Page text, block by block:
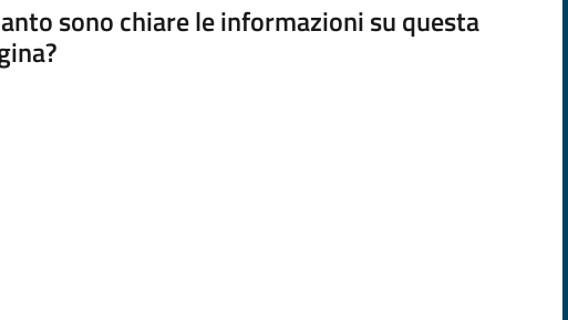
sono chiare le informazioni su questa